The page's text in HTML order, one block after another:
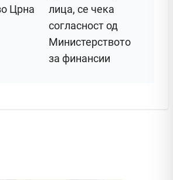
Црна
лица, се чека
согласност од
Министерството
за финансии